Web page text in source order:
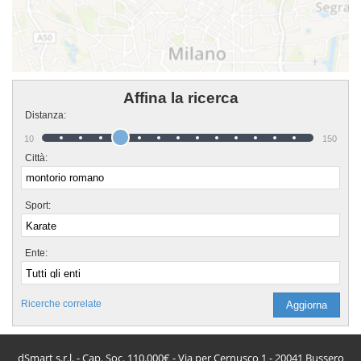
Affina la ricerca
Distanza:
10 150
Città:
Sport:
Ente:
Ricerche correlate
dSmart s.r.l. - Cap. Soc. 110.000€ - Via per Cernusco 1 - 20041 Bussero